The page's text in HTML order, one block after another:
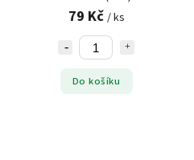
79 Kč / ks
Do košíku